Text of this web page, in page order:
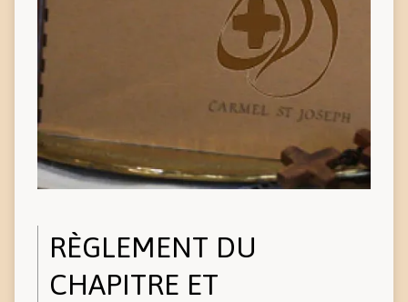
RÈGLEMENT DU
CHAPITRE ET